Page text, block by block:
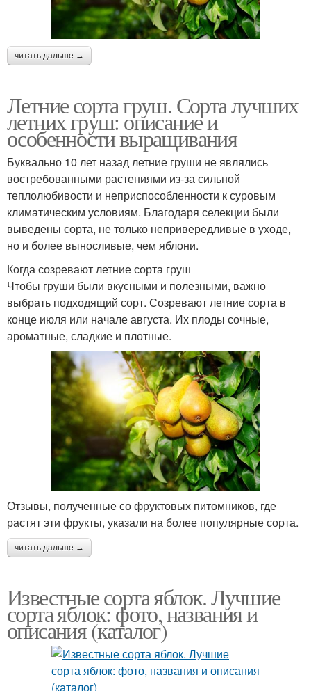
читать дальше →
Летние сорта груш. Сорта лучших
летних груш: описание и
особенности выращивания
Буквально 10 лет назад летние груши не являлись
востребованными растениями из-за сильной
теплолюбивости и неприспособленности к суровым
климатическим условиям. Благодаря селекции были
выведены сорта, не только непривередливые в уходе,
но и более выносливые, чем яблони.
Когда созревают летние сорта груш
Чтобы груши были вкусными и полезными, важно
выбрать подходящий сорт. Созревают летние сорта в
конце июля или начале августа. Их плоды сочные,
ароматные, сладкие и плотные.
Отзывы, полученные со фруктовых питомников, где
растят эти фрукты, указали на более популярные сорта.
читать дальше →
Известные сорта яблок. Лучшие
сорта яблок: фото, названия и
описания (каталог)